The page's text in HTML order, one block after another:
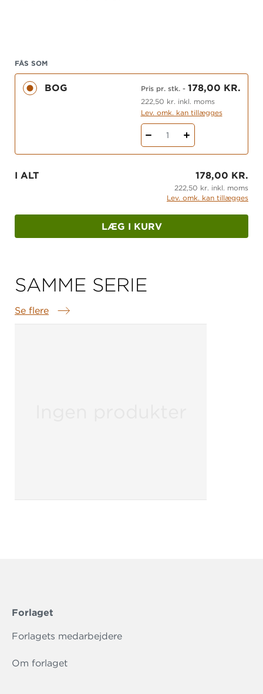
FÅS SOM
BOG Pris pr. stk.- 178,00 KR.
222,50 kr. inkl. moms
Lev. omk. kan tillægges
1
I ALT 178,00 KR.
222,50 kr. inkl. moms
Lev. omk. kan tillægges
LÆG I KURV
SAMME SERIE
Se flere
Samme serie
Forlaget
Forlagets medarbejdere
Om forlaget